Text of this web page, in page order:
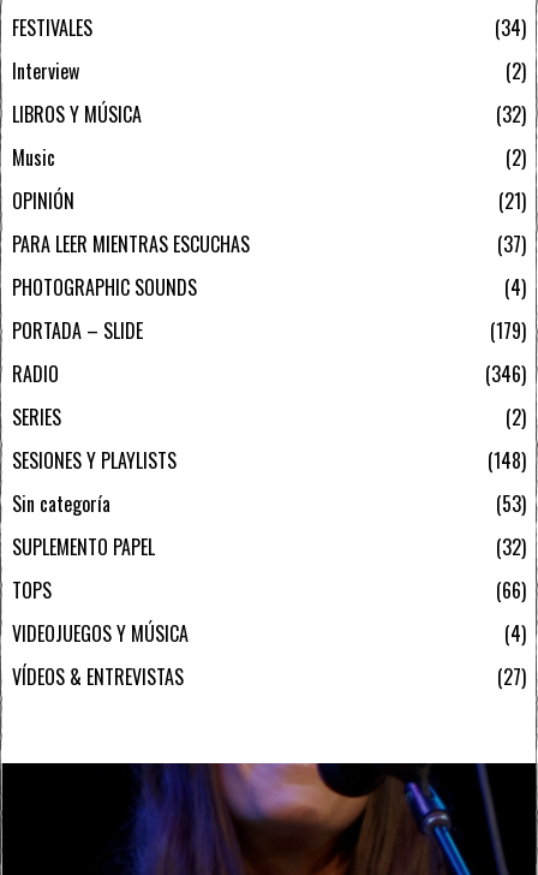
FESTIVALES
34
Interview
2
LIBROS Y MÚSICA
32
Music
2
OPINIÓN
21
PARA LEER MIENTRAS ESCUCHAS
37
PHOTOGRAPHIC SOUNDS
4
PORTADA – SLIDE
179
RADIO
346
SERIES
2
SESIONES Y PLAYLISTS
148
Sin categoría
53
SUPLEMENTO PAPEL
32
TOPS
66
VIDEOJUEGOS Y MÚSICA
4
VÍDEOS & ENTREVISTAS
27